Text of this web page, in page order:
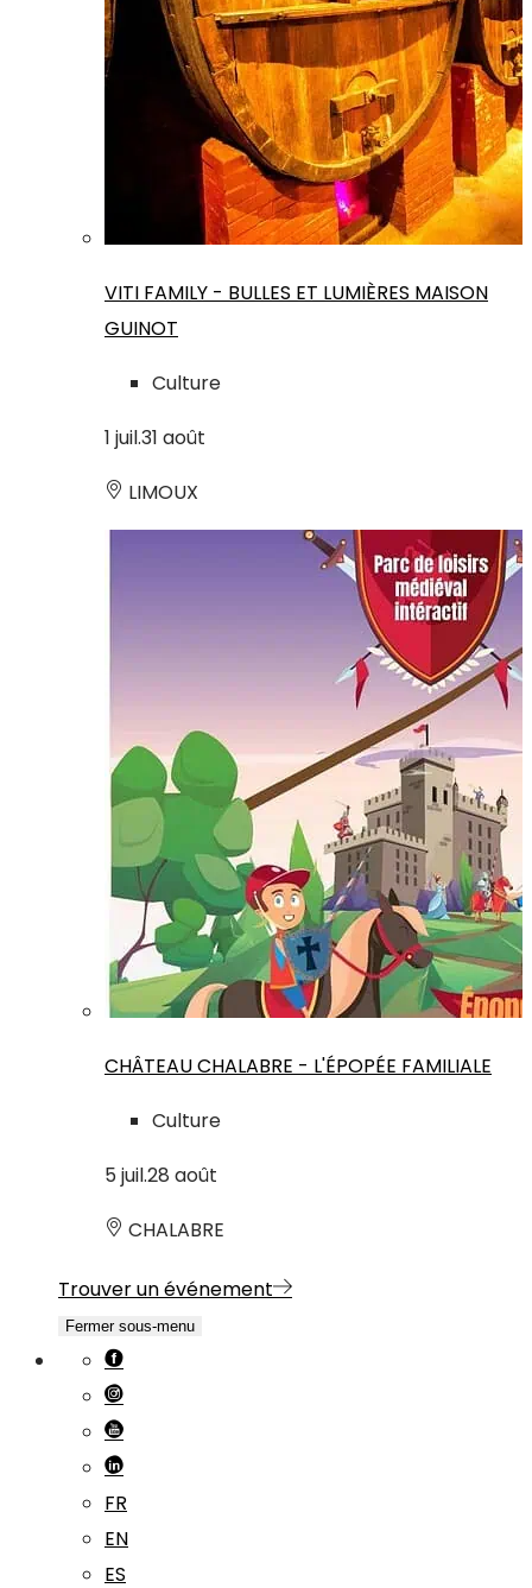
VITI FAMILY - BULLES ET LUMIÈRES MAISON
GUINOT
Culture
1 juil.31 août
LIMOUX
CHÂTEAU CHALABRE - L'ÉPOPÉE FAMILIALE
Culture
5 juil.28 août
CHALABRE
Trouver un événement
Fermer sous-menu
FR
EN
ES